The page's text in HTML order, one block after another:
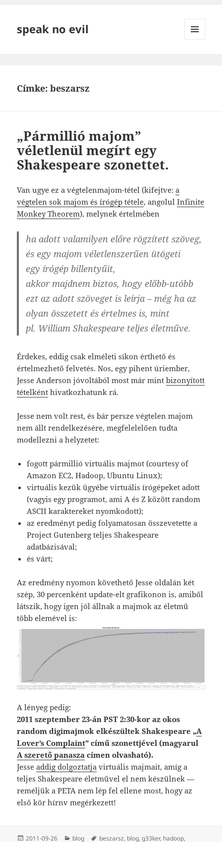
speak no evil
Címke:beszarsz
„Pármillió majom”
véletlenül megírt egy
Shakespeare szonettet.
Van ugye ez a végtelenmajom-tétel (kifejtve:a
végtelen sok majom és írógép tétele, angolulInfinite
Monkey Theorem), melynek értelmében
ha adott valamilyen előre rögzített szöveg,
és egy majom véletlenszerűen ütögeti
egy írógép billentyűit,
akkor majdnem biztos, hogy előbb-utóbb
ezt az adott szöveget is leírja – még ha az
olyan összetett és értelmes is, mint
pl. William Shakespeare teljes életműve.
Érdekes, eddig csak elméleti síkon érthető és
értelmezhető felvetés. Nos, egy pihent úriember,
Jesse Anderson jóvoltából most már mintbizonyított
tételként hivatkozhatunk rá.
Jesse nem volt rest, és bár persze végtelen majom
nem állt rendelkezésére, megfelelelően tudta
modellezni a helyzetet:
fogott pármillió virtuális majmot (courtesy of
Amazon EC2, Hadoop, Ubuntu Linux);
virtuális kezük ügyébe virtuális írógépeket adott
(vagyis egy programot, ami A és Z között random
ASCII karaktereket nyomkodott);
az eredményt pedig folyamatosan összevetette a
Project Gutenberg teljes Shakespeare
adatbázisával;
és várt;
Az eredmény nyomon követhető Jesse oldalán két
szép, 30 percenként update-elt grafikonon is, amiből
látszik, hogy igen jól állnak a majmok az életmű
több elemével is:
A lényeg pedig:
2011 szeptember 23-án PST 2:30-kor az okos
random digimajmok elkészültek Shakespeare „A
Lover’s Complaint” című szonettjével (magyarul
A szerető panasza címen olvasható).
Jesseaddig dolgoztatja virtuális majmait, amíg a
teljes Shakespeare életművel el nem készülnek —
reméljük a PETA nem lép fel ellene most, hogy az
első kör hírnv megérkezett!
Közzétéve
2011-09-26 Kategória
blog Címke
beszarsz, blog,g33ker, hadoop,